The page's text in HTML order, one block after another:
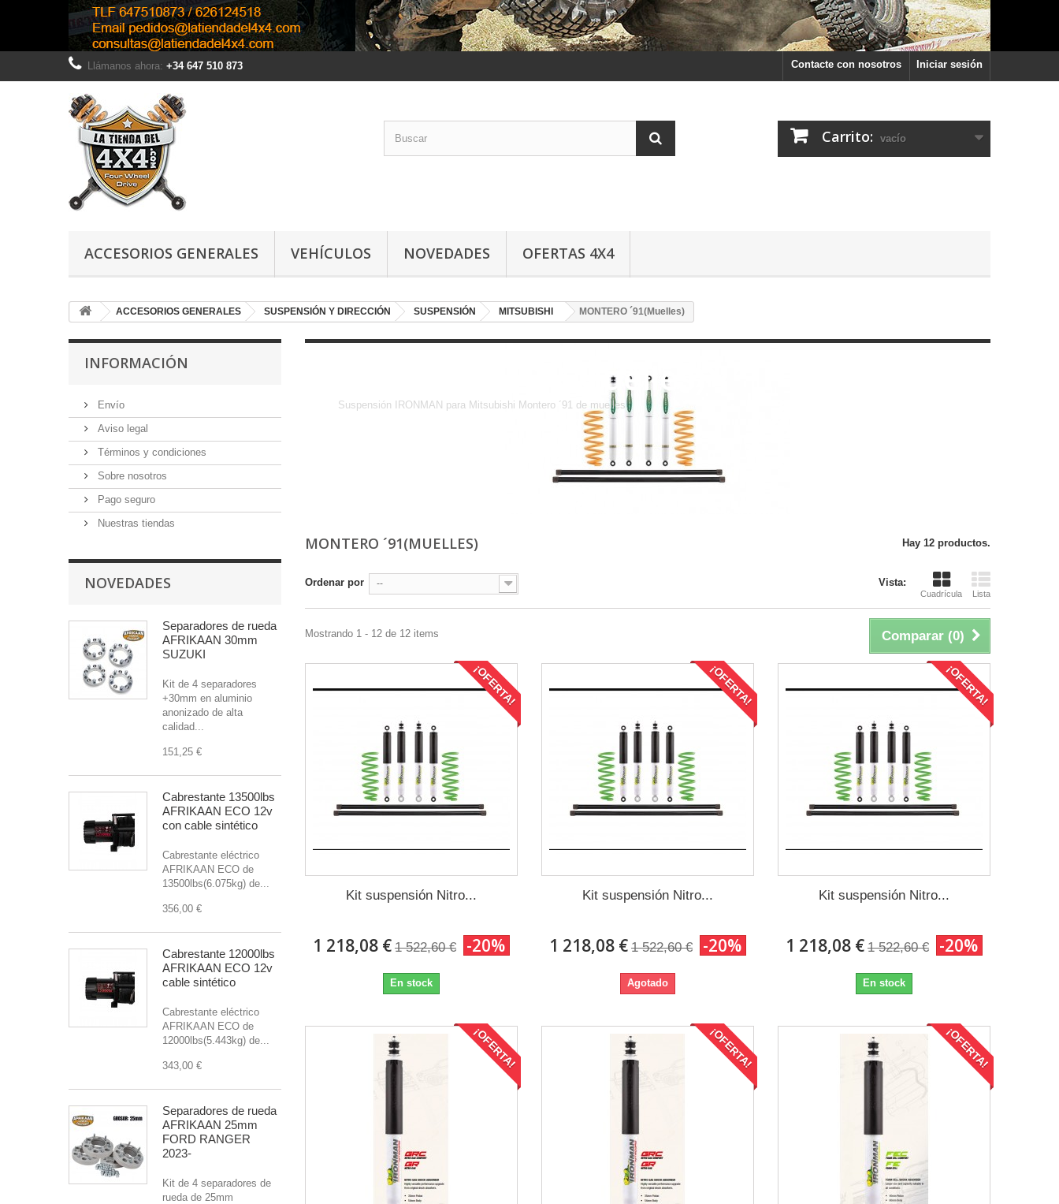
Iniciar sesión
Contacte con nosotros
Llámanos ahora: +34 647 510 873
Carrito: vacío
ACCESORIOS GENERALES VEHÍCULOS NOVEDADES OFERTAS 4X4
ACCESORIOS GENERALES SUSPENSIÓN Y DIRECCIÓN SUSPENSIÓN MITSUBISHI MONTERO ´91(Muelles)
INFORMACIÓN
Envío
Aviso legal
Términos y condiciones
Sobre nosotros
Pago seguro
Nuestras tiendas
NOVEDADES
Separadores de rueda
AFRIKAAN 30mm
SUZUKI
Kit de 4 separadores
+30mm en aluminio
anonizado de alta
calidad...
151,25 €
Cabrestante 13500lbs
AFRIKAAN ECO 12v
con cable sintético
Cabrestante eléctrico
AFRIKAAN ECO de
13500lbs(6.075kg) de...
356,00 €
Cabrestante 12000lbs
AFRIKAAN ECO 12v
cable sintético
Cabrestante eléctrico
AFRIKAAN ECO de
12000lbs(5.443kg) de...
343,00 €
Separadores de rueda
AFRIKAAN 25mm
FORD RANGER
2023-
Kit de 4 separadores de
rueda de 25mm
MONTERO ´91(Muelles)
Suspensión IRONMAN para Mitsubishi Montero ´91 de muelles.
MONTERO ´91(MUELLES) Hay 12 productos.
Vista:
Cuadrícula Lista
Ordenar por --
Comparar (0)
Mostrando 1 - 12 de 12 items
¡OFERTA!
Kit suspensión Nitro...
1 218,08 € 1 522,60 € -20%
En stock
¡OFERTA!
Kit suspensión Nitro...
1 218,08 € 1 522,60 € -20%
Agotado
¡OFERTA!
Kit suspensión Nitro...
1 218,08 € 1 522,60 € -20%
En stock
¡OFERTA! ¡OFERTA! ¡OFERTA!